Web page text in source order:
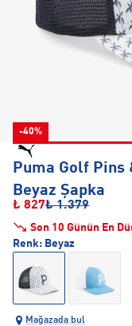
-40%
Puma Golf Pins
Beyaz Şapka
₺ 827₺ 1.379
Son 10 Günün En
Renk: Beyaz
Mağazada bul